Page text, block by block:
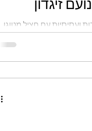
ועסיסיות עם חציל מטוגן